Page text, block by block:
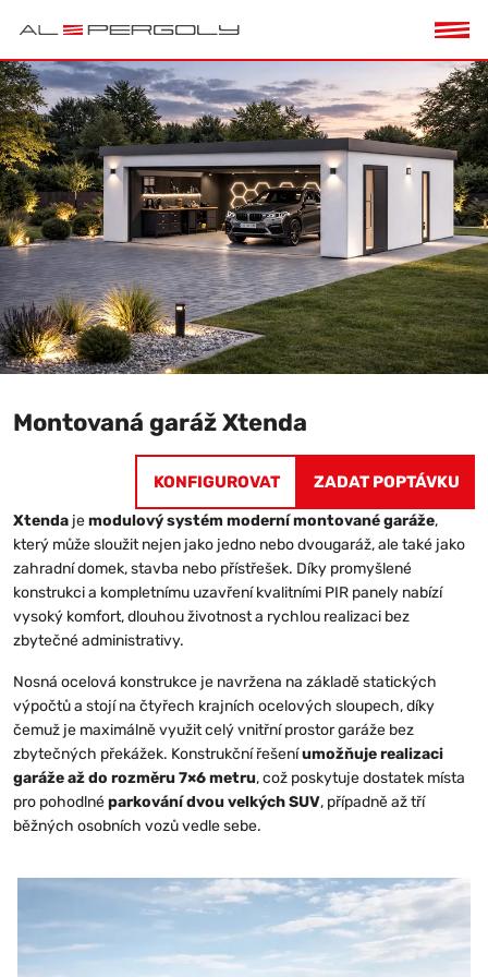
Montovaná garáž Xtenda
KONFIGUROVAT ZADAT POPTÁVKU
Xtenda jemodulový systém moderní montované garáže,
který může sloužit nejen jako jedno nebo dvougaráž, ale také jako
zahradní domek, stavba nebo přístřešek. Díky promyšlené
konstrukci a kompletnímu uzavření kvalitními PIR panely nabízí
vysoký komfort, dlouhou životnost a rychlou realizaci bez
zbytečné administrativy.
Nosná ocelová konstrukce je navržena na základě statických
výpočtů a stojí na čtyřech krajních ocelových sloupech, díky
čemuž je maximálně využit celý vnitřní prostor garáže bez
zbytečných překážek. Konstrukční řešeníumožňuje realizaci
garáže až do rozměru 7×6 metru, což poskytuje dostatek místa
pro pohodlnéparkování dvou velkých SUV, případně až tří
běžných osobních vozů vedle sebe.